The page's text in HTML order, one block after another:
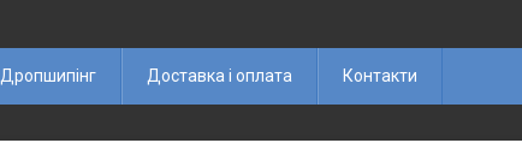
Дропшипінг Доставка і оплата Контакти